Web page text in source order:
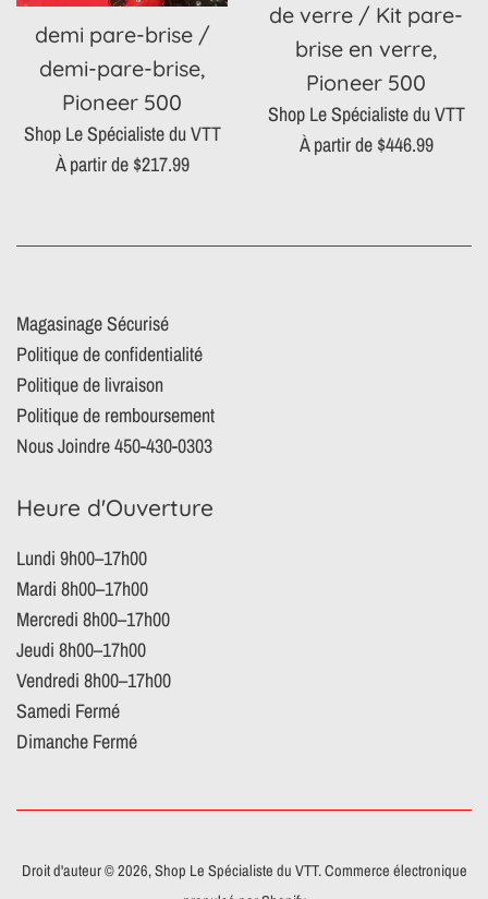
demi pare-brise /
demi-pare-brise,
Pioneer 500
Shop Le Spécialiste du VTT
À partir de $217.99
de verre / Kit pare-
brise en verre,
Pioneer 500
Shop Le Spécialiste du VTT
À partir de $446.99
Magasinage Sécurisé
Politique de confidentialité
Politique de livraison
Politique de remboursement
Nous Joindre 450-430-0303
Heure d'Ouverture
Lundi 9h00–17h00
Mardi 8h00–17h00
Mercredi 8h00–17h00
Jeudi 8h00–17h00
Vendredi 8h00–17h00
Samedi Fermé
Dimanche Fermé
Droit d'auteur © 2026,Shop Le Spécialiste du VTT.Commerce électronique